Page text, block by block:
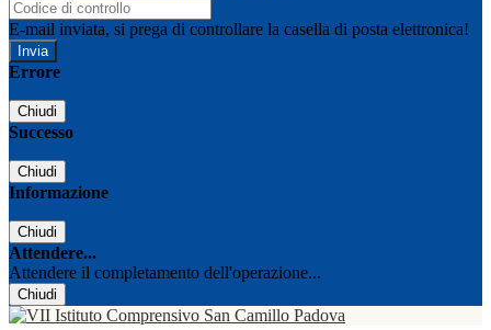
E-mail inviata, si prega di controllare la casella di posta elettronica!
Errore
Chiudi
Successo
Chiudi
Informazione
Chiudi
Attendere...
Attendere il completamento dell'operazione...
Chiudi